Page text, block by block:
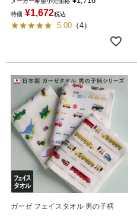
特価 ¥1,672税込
5.00 （4）
ガーゼ フェイスタオル 男の子柄